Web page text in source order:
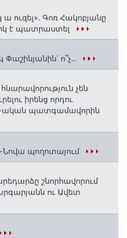
ա ուզել». Գոռ Հակոբյանը
է պատրաստել
ո՞չ․․․
չեն
իրենց որդու
ական պատգամավորին
Նովա պողոտայում
շնորհավորում
ու Ավետ